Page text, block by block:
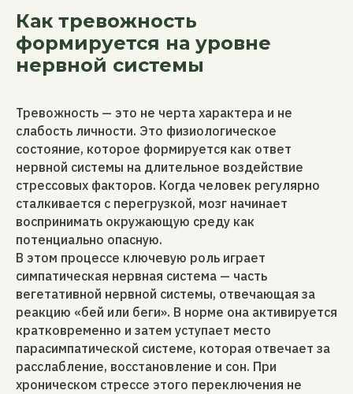
Как тревожность
формируется на уровне
нервной системы
Тревожность — это не черта характера и не
слабость личности. Это физиологическое
состояние, которое формируется как ответ
нервной системы на длительное воздействие
стрессовых факторов. Когда человек регулярно
сталкивается с перегрузкой, мозг начинает
воспринимать окружающую среду как
потенциально опасную.
В этом процессе ключевую роль играет
симпатическая нервная система — часть
вегетативной нервной системы, отвечающая за
реакцию «бей или беги». В норме она активируется
кратковременно и затем уступает место
парасимпатической системе, которая отвечает за
расслабление, восстановление и сон. При
хроническом стрессе этого переключения не